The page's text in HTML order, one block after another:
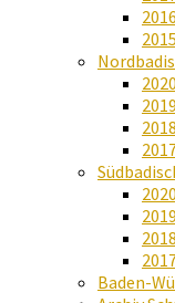
2016
2015
2020
2019
2018
2020
2019
2018
Baden-